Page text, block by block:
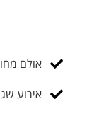
אולם
אירוע